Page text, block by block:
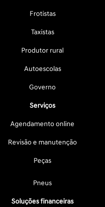
Frotistas
Taxistas
Produtor rural
Autoescolas
Governo
Serviços
Agendamento online
Revisão e manutenção
Peças
Pneus
Soluções financeiras